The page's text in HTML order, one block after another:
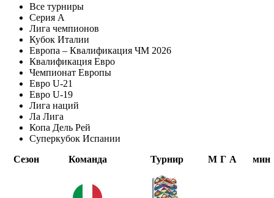
Все турниры
Серия А
Лига чемпионов
Кубок Италии
Европа – Квалификация ЧМ 2026
Квалификация Евро
Чемпионат Европы
Евро U-21
Евро U-19
Лига наций
Ла Лига
Копа Дель Рей
Суперкубок Испании
Сезон
Команда Турнир М Г А мин